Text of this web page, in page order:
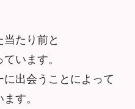
当たり前と
います。
出会うことによって
す。